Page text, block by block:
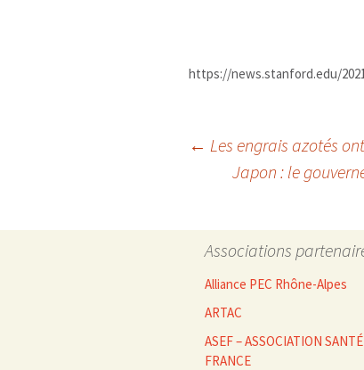
https://news.stanford.edu/
Navigation
← Les engrais azotés
Japon : le
Associations
Alliance PEC Rhône-Alpes
ARTAC
ASEF – ASSOCIATION
FRANCE